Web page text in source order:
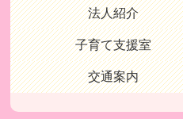
法人紹介
子育て支援室
交通案内